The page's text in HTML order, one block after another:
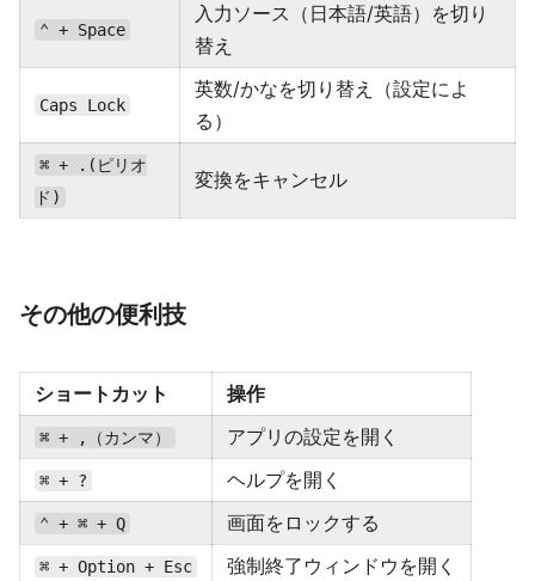
⌃ + Space
入力ソース（日本語/英語）を切り
替え
Caps Lock
英数/かなを切り替え（設定によ
る）
⌘ + .(ピリオ
ド)
変換をキャンセル
その他の便利技
ショートカット 操作
⌘ + ,（カンマ） アプリの設定を開く
⌘ + ? ヘルプを開く
⌃ + ⌘ + Q 画面をロックする
⌘ + Option + Esc 強制終了ウィンドウを開く